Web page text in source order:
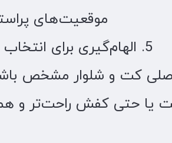
موقعیت‌های
5. الهام‌گیری برای انتخاب اکسسوری‌ها
کت و شلوار مشخص
یا حتی کفش راحت‌تر و